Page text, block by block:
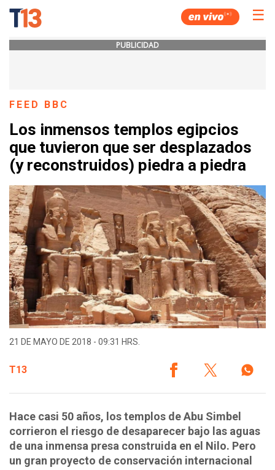
☰
PUBLICIDAD
FEED BBC
Los inmensos templos egipcios
que tuvieron que ser desplazados
(y reconstruidos) piedra a piedra
21 DE MAYO DE 2018 - 09:31 HRS.
T13
Hace casi 50 años, los templos de Abu Simbel
corrieron el riesgo de desaparecer bajo las aguas
de una inmensa presa construida en el Nilo. Pero
un gran proyecto de conservación internacional